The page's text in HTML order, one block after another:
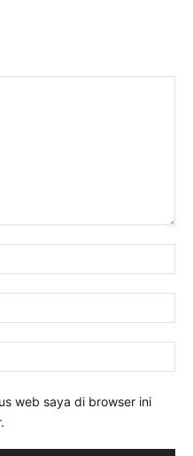
web saya di browser ini